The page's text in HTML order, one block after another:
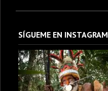
SÍGUEME EN INSTAGRAM